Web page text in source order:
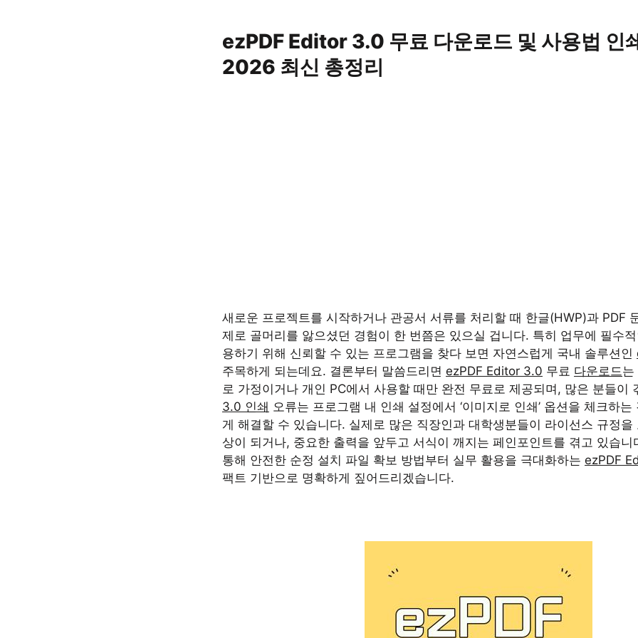
ezPDF Editor 3.0 무료 다운로드 및 사용법 인
2026 최신 총정리
새로운 프로젝트를 시작하거나 관공서 서류를 처리할 때 한글(HWP)과 PDF
제로 골머리를 앓으셨던 경험이 한 번쯤은 있으실 겁니다. 특히 업무에 필수
용하기 위해 신뢰할 수 있는 프로그램을 찾다 보면 자연스럽게 국내 솔루션인
주목하게 되는데요. 결론부터 말씀드리면 ezPDF Editor 3.0 무료 다운로드는
로 가정이거나 개인 PC에서 사용할 때만 완전 무료로 제공되며, 많은 분들이
3.0 인쇄 오류는 프로그램 내 인쇄 설정에서 ‘이미지로 인쇄’ 옵션을 체크하
게 해결할 수 있습니다. 실제로 많은 직장인과 대학생분들이 라이선스 규정을
상이 되거나, 중요한 출력을 앞두고 서식이 깨지는 페인포인트를 겪고 있습니
통해 안전한 순정 설치 파일 확보 방법부터 실무 활용을 극대화하는 ezPDF
팩트 기반으로 명확하게 짚어드리겠습니다.